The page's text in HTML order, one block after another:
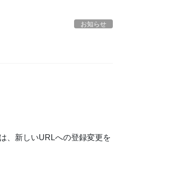
お知らせ
、新しいURLへの登録変更を